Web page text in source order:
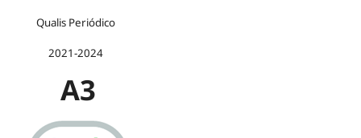
Qualis Periódico
2021-2024
A3